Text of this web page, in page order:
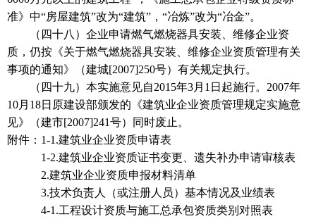
准》中“房屋建筑”改为“建筑”，“冶炼”改为“冶金”。
（四十八）企业申请燃气燃烧器具安装、维修企业资
质，仍按《关于燃气燃烧器具安装、维修企业资质管理有关
事项的通知》（建城[2007]250号）有关规定执行。
（四十九）本实施意见自2015年3月1日起施行。2007年
10月18日原建设部颁发的《建筑业企业资质管理规定实施意
见》（建市[2007]241号）同时废止。
附件：1-1.建筑业企业资质申请表
1-2.建筑业企业资质证书变更、遗失补办申请审核表
2.建筑业企业资质申报材料清单
3.技术负责人（或注册人员）基本情况及业绩表
4-1.工程设计资质与施工总承包资质类别对照表